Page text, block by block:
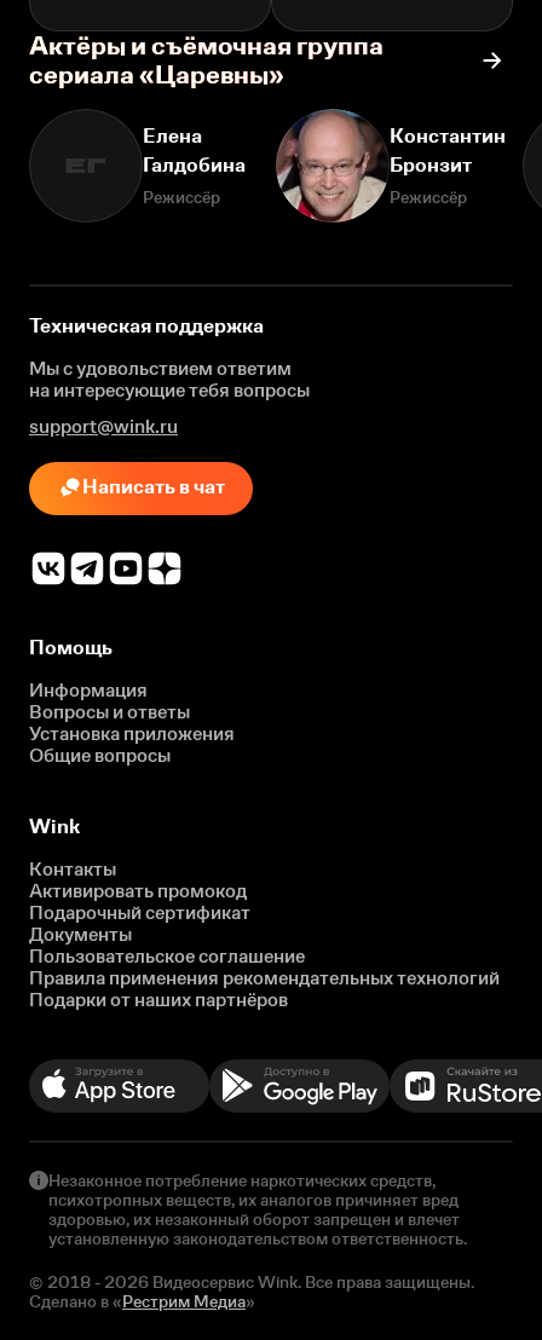
Актёры и съёмочная группа
сериала «Царевны»
ЕГ
Елена
Галдобина
Режиссёр
Константин
Бронзит
Режиссёр
Техническая поддержка
Мы с удовольствием ответим
на интересующиетебя вопросы
support@wink.ru
Написать в чат
Помощь
Информация
Вопросы и ответы
Установка приложения
Общие вопросы
Wink
Контакты
Активировать промокод
Подарочный сертификат
Документы
Пользовательское соглашение
Правила применения рекомендательных технологий
Подарки от наших партнёров
Незаконное потребление наркотических средств,
психотропных веществ, их аналогов причиняет вред
здоровью, их незаконный оборот запрещен и влечет
установленную законодательством ответственность.
© 2018 - 2026 Видеосервис Wink. Все права защищены.
Сделано в «Рестрим Медиа»